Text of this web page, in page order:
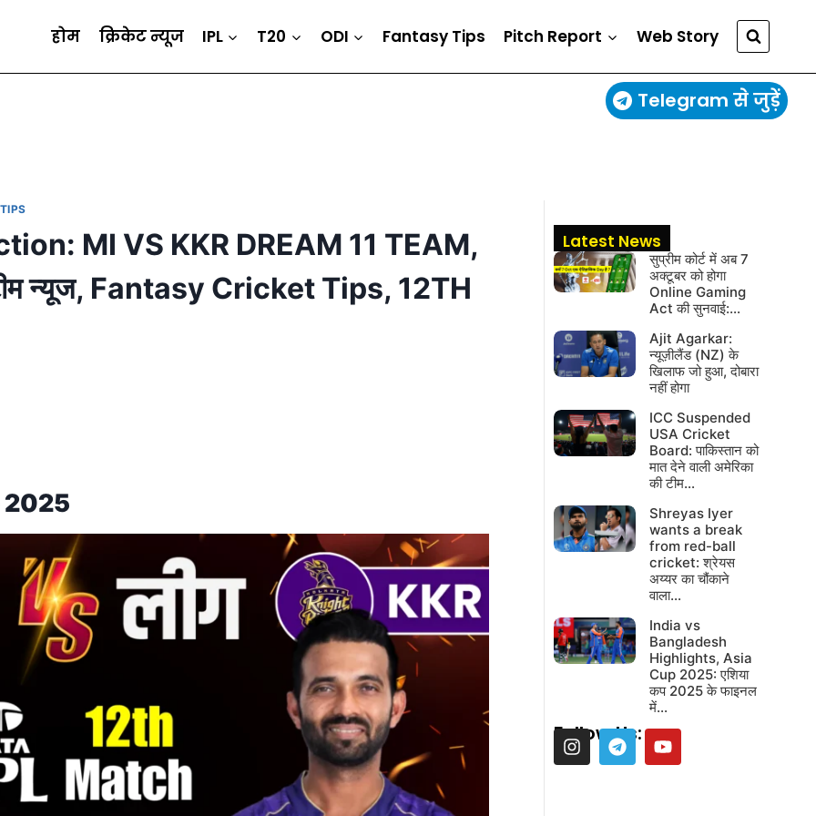
होम क्रिकेट न्यूज IPL T20 ODI Fantasy Tips Pitch Report Web Story
Telegram से जुड़ें
MI VS KKR DREAM 11 TEAM,
न्यूज, Fantasy Cricket Tips, 12TH
2025
Latest News
सुप्रीम कोर्ट में अब 7
अक्टूबर को होगा
Online Gaming
Act की सुनवाई:…
Ajit Agarkar:
न्यूज़ीलैंड (NZ) के
खिलाफ जो हुआ, दोबारा
नहीं होगा
ICC Suspended
USA Cricket
Board: पाकिस्तान को
मात देने वाली अमेरिका
की टीम…
Shreyas Iyer
wants a break
from red-ball
cricket: श्रेयस
अय्यर का चौंकाने
वाला…
India vs
Bangladesh
Highlights, Asia
Cup 2025: एशिया
कप 2025 के फाइनल
में…
Follow Us: